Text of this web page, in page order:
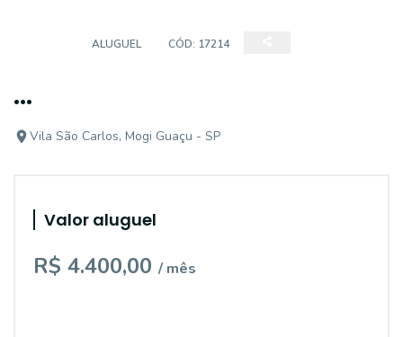
ALUGUEL CÓD: 17214
...
Vila São Carlos, Mogi Guaçu - SP
Valor aluguel
R$ 4.400,00 / mês